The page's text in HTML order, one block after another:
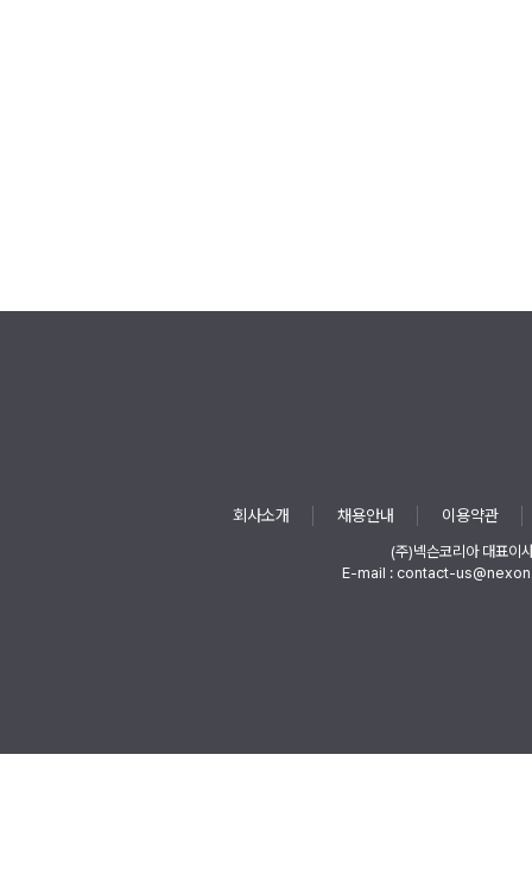
회사소개 채용안내 이용약관
(주)넥슨코리아 대표이
E-mail : contact-